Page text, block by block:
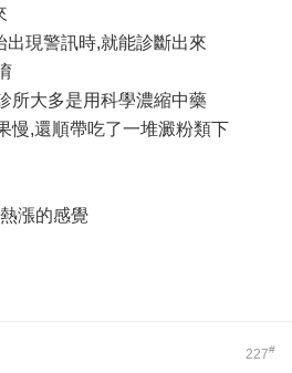
現警訊時,就能診斷出來
所大多是用科學濃縮中藥
慢,還順帶吃了一堆澱粉類下
漲的感覺
227#